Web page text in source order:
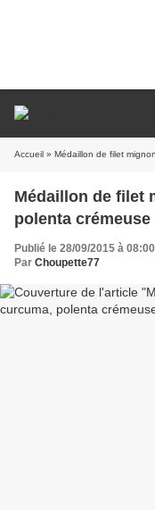
Accueil » Médaillon de filet
Médaillon de filet
polenta crémeuse
Publié le 28/09/2015 à 08:00
Par Choupette77